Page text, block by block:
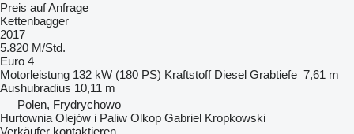
Preis auf Anfrage
Kettenbagger
2017
5.820 M/Std.
Euro 4
Motorleistung 132 kW (180 PS) Kraftstoff Diesel Grabtiefe 7,61 m
Aushubradius 10,11 m
Polen, Frydrychowo
Hurtownia Olejów i Paliw Olkop Gabriel Kropkowski